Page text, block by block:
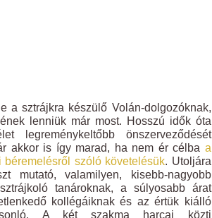
a sztrájkra készülő Volán-dolgozóknak,
lenniük már most. Hosszú idők óta
legreménykeltőbb önszerveződését
akkor is így marad, ha nem ér célba a
szóló követelésük. Utoljára
mutató, valamilyen, kisebb-nagyobb
tanároknak, a súlyosabb árat
kollégáiknak és az értük kiálló
A két szakma harcai közti